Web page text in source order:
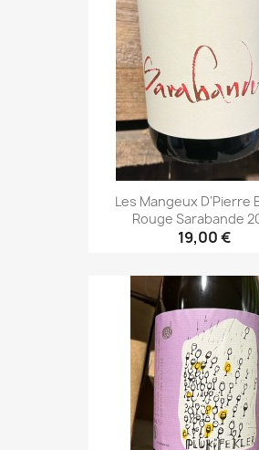
Les Mangeux D'Pierre
Rouge Sarabande
19,00 €